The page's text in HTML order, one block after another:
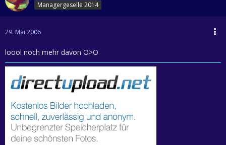
Managergeselle 2014
29. Mai 2006
loool noch mehr davon O>O